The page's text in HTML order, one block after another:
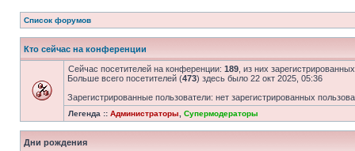
Список форумов
Кто сейчас на конференции
Сейчас посетителей на конференции: 189 , из них
Больше всего посетителей (473) здесь было 22 окт 2025, 05:36
Зарегистрированные пользователи: нет зарегистрированных
Легенда :: Администраторы Супермодераторы
Дни рождения